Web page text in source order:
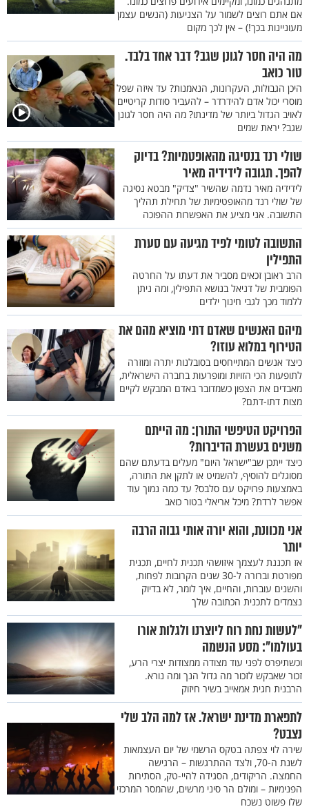
אם אתם רוצים לשמור על הצניעות (הנשים עצמן
מעוניינות בכך!) – אין לכך מקום
מה היה חסר לגונן שגב? דבר אחד בלבד.
טור כואב
היכן הגבולות, העקרונות, הנאמנות? עד איזה שפל
מוסרי יכול אדם להידרדר – להעביר סודות קריטיים
לאויב הגדול ביותר של מדינתו? מה היה חסר לגונן
שגב? יראת שמים
שולי רנד בנסיגה מהאופטמיות? בדיוק
להפך. תגובה לידידיה מאיר
לידידיה מאיר נדמה שהשיר "צדיק" מבטא נסיגה
של שולי רנד מהאופטימיות של תחילת תהליך
התשובה. אני מציע את האפשרות ההפוכה
התשובה לטומי לפיד מגיעה עם סערת
התפילין
הרב ראובן זכאים מסביר את דעתו על החרטה
הפומבית של דניאל בנושא התפילין, ומה ניתן
ללמוד מכך לגבי חינוך ילדים
מיהם האנשים שאדם דתי מוציא מהם את
הטירוף במלוא עוזו?
כיצד אנשים המתייחסים בסובלנות יתרה ומוזרה
לתופעות הכי הזויות ומופרעות בחברה הישראלית,
מאבדים את הצפון כשמדובר באדם המבקש לקיים
מצות דתו-דתם?
הפרויקט הטיפשי התורן: מה הייתם
משנים בעשרת הדיברות?
כיצד ייתכן שב"ישראל היום" מעלים בדעתם שהם
מסוגלים להוסיף, להשמיט או לתקן את התורה,
באמצעות פרויקט עם סלבס? עד כמה נמוך עוד
אפשר לרדת? מיכל אריאלי בטור כואב
אני מכוונת, והוא יורה אותי גבוה הרבה
יותר
אז תכננת לעצמך איזושהי תכנית לחיים, תכנית
מפורטת וברורה ל-30 שנים הקרובות לפחות,
והשנים עוברות, והחיים, איך לומר, לא בדיוק
נצמדים לתכנית הכתובה שלך
"לעשות נחת רוח ליוצרנו ולגלות אורו
בעולמו": מסע הנשמה
וכשתיפרס לפני עוד מצודה ממצודות יצרי הרע,
זכור שאבקש לזכור מה גדול הנך ומה נורא.
הרבנית חגית אמאייב בשיר חיזוק
לתפארת מדינת ישראל. אז למה הלב שלי
נצבט?
שירה לוי צפתה בטקס הרשמי של יום העצמאות
לשנת ה-70, ולצד ההתרגשות – הרגישה
החמצה. הריקודים, הסגידה להיי-טק, הסתירות
הפנימיות – ומולם הר סיני מרשים, שהמסר המרכזי
שלו פשוט נשכח